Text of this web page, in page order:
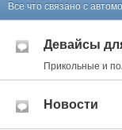
Все что связано с
Девайсы
Прикольные и
Новости